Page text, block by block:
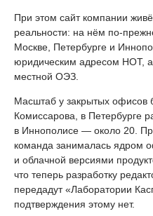
При этом сайт компании
реальности: на нём по-
Москве, Петербурге и
юридическим адресом НОТ,
местной ОЭЗ.
Масштаб у закрытых офисов
Комиссарова, в Петербурге
в Иннополисе — около 20.
команда занималась ядром
и облачной версиями
что теперь разработку
передадут «Лаборатории
подтверждения этому нет.